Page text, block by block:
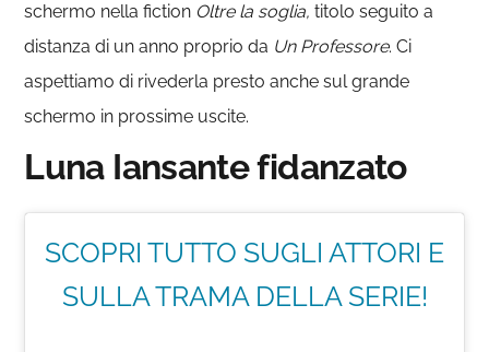
schermo nella fiction Oltre la soglia,titolo seguito a
distanza di un anno proprio da Un Professore. Ci
aspettiamo di rivederla presto anche sul grande
schermo in prossime uscite.
Luna Iansante fidanzato
SCOPRI TUTTO SUGLI ATTORI E
SULLA TRAMA DELLA SERIE!